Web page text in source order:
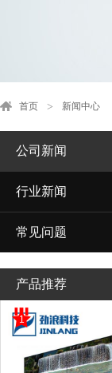
首页 新闻中心
公司新闻
行业新闻
常见问题
产品推荐
1